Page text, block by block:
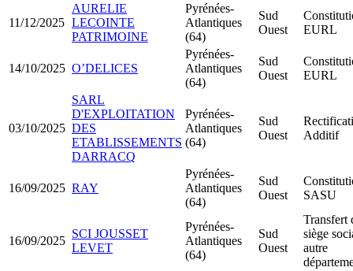
11/12/2025
AURELIE
LECOINTE
PATRIMOINE
Pyrénées-
Atlantiques
(64)
Sud
Ouest
EURL
14/10/2025 O’DELICES
Pyrénées-
Atlantiques
(64)
Sud
Ouest
EURL
03/10/2025
SARL
D'EXPLOITATION
DES
ETABLISSEMENTS
DARRACQ
Pyrénées-
Atlantiques
(64)
Sud
Ouest
Additif
16/09/2025 RAY
Pyrénées-
Atlantiques
(64)
Sud
Ouest
SASU
16/09/2025
SCI JOUSSET
LEVET
Pyrénées-
Atlantiques
(64)
Sud
Ouest
Transfert
siège
autre